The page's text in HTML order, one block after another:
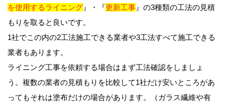
を使用するライニング 』・『更新工事 』の3種類の工法の見積
もりを取ると良いです。
1社でこの内の2工法施工できる業者や3工法すべて施工できる
業者もあります。
ライニング工事を依頼する場合はまず工法確認をしましょ
う。複数の業者の見積もりを比較して1社だけ安いところがあ
ってもそれは塗布だけの場合があります。（ガラス繊維や有